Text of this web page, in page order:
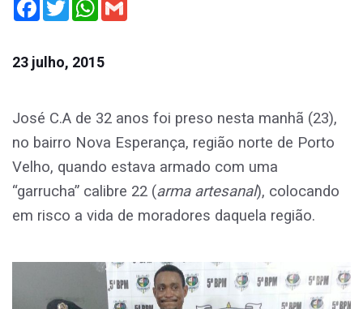
23 julho, 2015
José C.A de 32 anos foi preso nesta manhã (23),
no bairro Nova Esperança, região norte de Porto
Velho, quando estava armado com uma
“garrucha” calibre 22 (arma artesanal), colocando
em risco a vida de moradores daquela região.